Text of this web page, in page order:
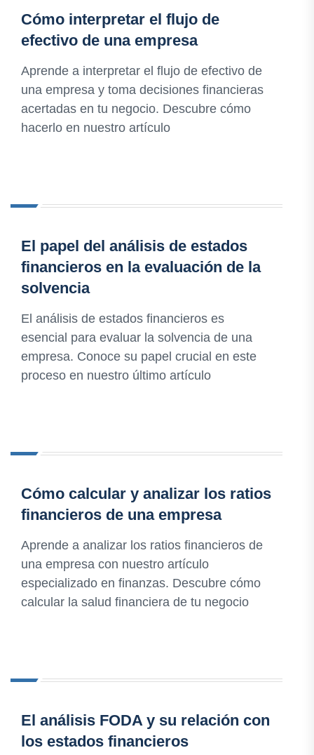
Cómo interpretar el flujo de
efectivo de una empresa
Aprende a interpretar el flujo de efectivo de
una empresa y toma decisiones financieras
acertadas en tu negocio. Descubre cómo
hacerlo en nuestro artículo
El papel del análisis de estados
financieros en la evaluación de la
solvencia
El análisis de estados financieros es
esencial para evaluar la solvencia de una
empresa. Conoce su papel crucial en este
proceso en nuestro último artículo
Cómo calcular y analizar los ratios
financieros de una empresa
Aprende a analizar los ratios financieros de
una empresa con nuestro artículo
especializado en finanzas. Descubre cómo
calcular la salud financiera de tu negocio
El análisis FODA y su relación con
los estados financieros